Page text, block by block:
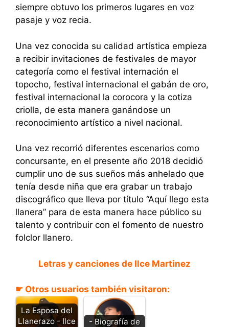
siempre obtuvo los primeros lugares en voz
pasaje y voz recia.
Una vez conocida su calidad artística empieza
a recibir invitaciones de festivales de mayor
categoría como el festival internación el
topocho, festival internacional el gabán de oro,
festival internacional la corocora y la cotiza
criolla, de esta manera ganándose un
reconocimiento artístico a nivel nacional.
Una vez recorrió diferentes escenarios como
concursante, en el presente año 2018 decidió
cumplir uno de sus sueños más anhelado que
tenía desde niña que era grabar un trabajo
discográfico que lleva por título “Aquí llego esta
llanera” para de esta manera hace público su
talento y contribuir con el fomento de nuestro
folclor llanero.
Letras y canciones de Ilce Martinez
☛ Otros usuarios también visitaron:
La Esposa del
Llanerazo - Ilce
- Biografía de